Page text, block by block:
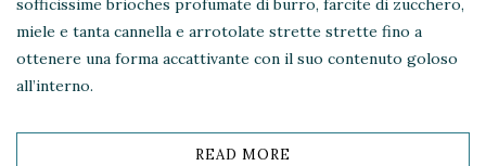
sofficissime brioches profumate di burro, farcite di zucchero,
miele e tanta cannella e arrotolate strette strette fino a
ottenere una forma accattivante con il suo contenuto goloso
all’interno.
READ MORE